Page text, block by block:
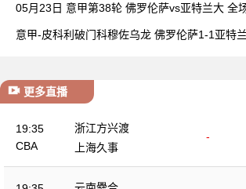
05月23日 意甲第38轮 佛罗伦萨vs亚特兰大 全
意甲-皮科利破门科穆佐乌龙 佛罗伦萨1-1亚特
更多直播
19:35
CBA
浙江方兴渡
-
上海久事